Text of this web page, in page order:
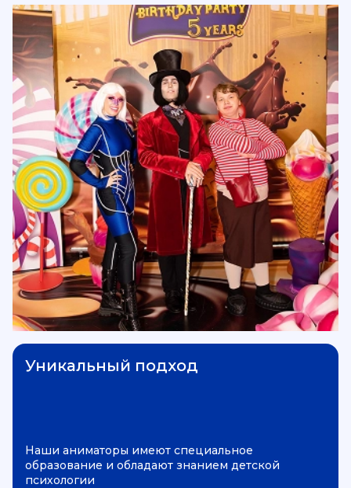
Уникальный подход
Наши аниматоры имеют специальное
образование и обладают знанием детской
психологии